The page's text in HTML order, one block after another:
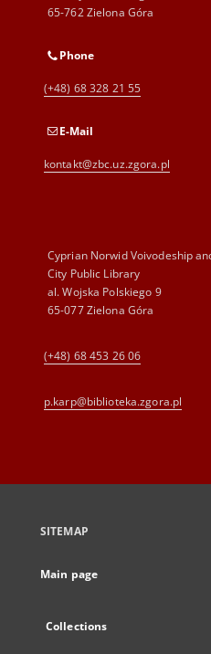
65-762 Zielona Góra
Phone
(+48) 68 328 21 55
E-Mail
kontakt@zbc.uz.zgora.pl
Cyprian Norwid Voivodeship
City Public Library
al. Wojska Polskiego 9
65-077 Zielona Góra
(+48) 68 453 26 06
p.karp@biblioteka.zgora.pl
SITEMAP
Main page
Collections